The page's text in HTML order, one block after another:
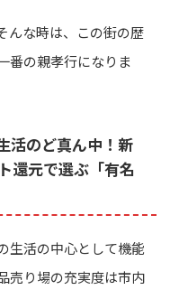
んな時は、この街の歴
番の親孝行になりま
活のど真ん中！新
還元で選ぶ「有名
生活の中心として機能
売り場の充実度は市内